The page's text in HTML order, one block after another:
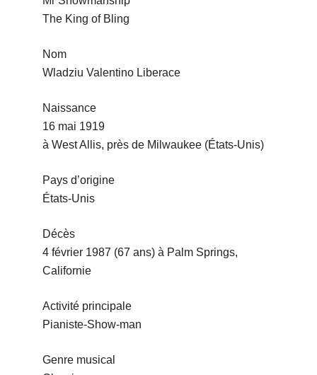
The King of Bling
Nom
Wladziu Valentino Liberace
Naissance
16 mai 1919
à West Allis, près de Milwaukee (États-Unis)
Pays d’origine
États-Unis
Décès
4 février 1987 (67 ans) à Palm Springs,
Californie
Activité principale
Pianiste-Show-man
Genre musical